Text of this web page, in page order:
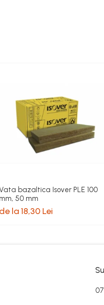
bazaltica Isover PLE 100
mm, 50 mm
de la 18,30 Lei